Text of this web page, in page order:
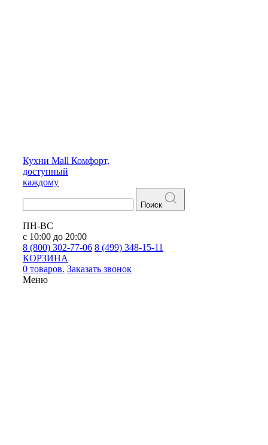
Кухни Mall Комфорт,
доступный
каждому
Поиск
ПН-ВС
с 10:00 до 20:00
8 (800) 302-77-06 8 (499) 348-15-11
КОРЗИНА
0 товаров. Заказать звонок
Меню